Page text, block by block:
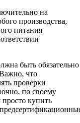
на
производства,
питания
быть обязательно
что
проверки
по своему
просто купить